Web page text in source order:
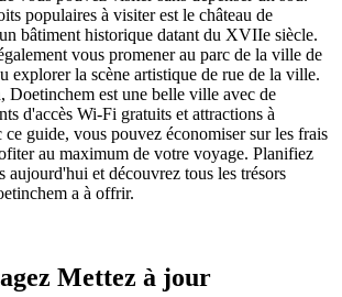
populaires à visiter est le château de
bâtiment historique datant du XVIIe siècle.
vous promener au parc de la ville de
explorer la scène artistique de rue de la ville.
Doetinchem est une belle ville avec de
d'accès Wi-Fi gratuits et attractions à
ce guide, vous pouvez économiser sur les frais
au maximum de votre voyage. Planifiez
aujourd'hui et découvrez tous les trésors
a à offrir.
Mettez à jour